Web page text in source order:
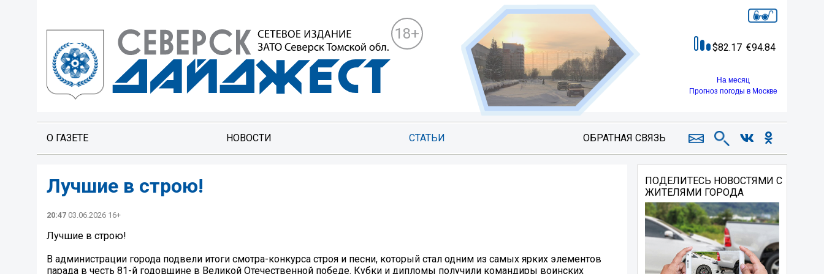
18+
82.17 94.84
На месяц
Прогноз погоды в Москве
О ГАЗЕТЕ НОВОСТИ СТАТЬИ ОБРАТНАЯ СВЯЗЬ
Лучшие в строю!
20:47 03.06.2026 16+
Лучшие в строю!
В администрации города подвели итоги смотра-конкурса строя и песни, который стал одним из самых ярких элементов
парада в честь 81-й годовщине в Великой Отечественной победе. Кубки и дипломы получили командиры воинских
ПОДЕЛИТЕСЬ НОВОСТЯМИ С
ЖИТЕЛЯМИ ГОРОДА